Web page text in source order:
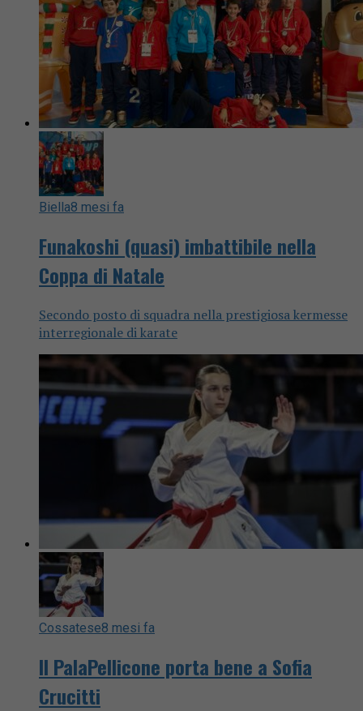
Biella8 mesi fa
Funakoshi (quasi) imbattibile nella
Coppa di Natale
Secondo posto di squadra nella prestigiosa kermesse
interregionale di karate
Cossatese8 mesi fa
Il PalaPellicone porta bene a Sofia
Crucitti